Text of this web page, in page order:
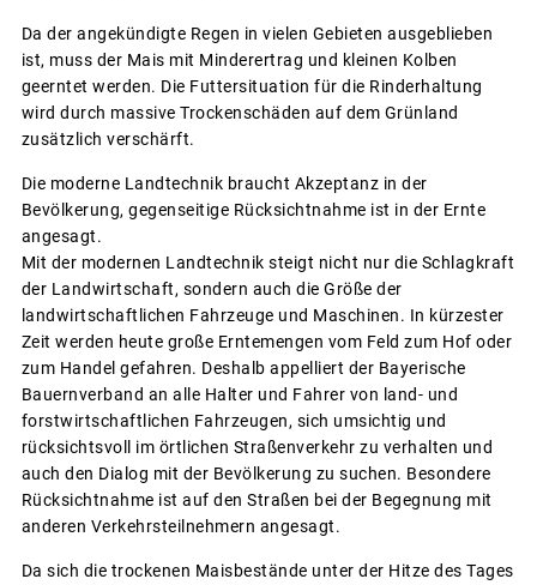
Da der angekündigte Regen in vielen Gebieten ausgeblieben
ist, muss der Mais mit Minderertrag und kleinen Kolben
geerntet werden. Die Futtersituation für die Rinderhaltung
wird durch massive Trockenschäden auf dem Grünland
zusätzlich verschärft.
Die moderne Landtechnik braucht Akzeptanz in der
Bevölkerung, gegenseitige Rücksichtnahme ist in der Ernte
angesagt.
Mit der modernen Landtechnik steigt nicht nur die Schlagkraft
der Landwirtschaft, sondern auch die Größe der
landwirtschaftlichen Fahrzeuge und Maschinen. In kürzester
Zeit werden heute große Erntemengen vom Feld zum Hof oder
zum Handel gefahren. Deshalb appelliert der Bayerische
Bauernverband an alle Halter und Fahrer von land- und
forstwirtschaftlichen Fahrzeugen, sich umsichtig und
rücksichtsvoll im örtlichen Straßenverkehr zu verhalten und
auch den Dialog mit der Bevölkerung zu suchen. Besondere
Rücksichtnahme ist auf den Straßen bei der Begegnung mit
anderen Verkehrsteilnehmern angesagt.
Da sich die trockenen Maisbestände unter der Hitze des Tages